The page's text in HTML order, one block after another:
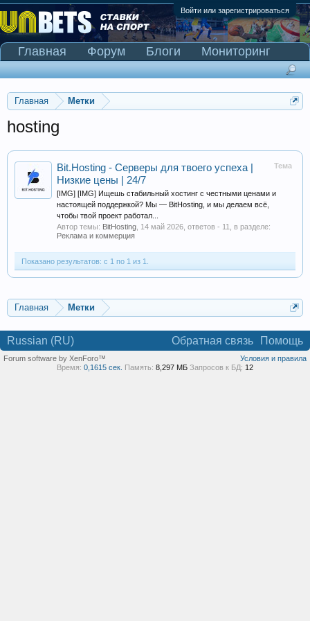
Войти или зарегистрироваться
Главная Метки
hosting
Тема
Bit.Hosting - Cерверы для твоего успеха |
Низкие цены | 24/7
[IMG] [IMG] Ищешь стабильный хостинг с честными ценами и
настоящей поддержкой? Мы — BitHosting, и мы делаем всё,
чтобы твой проект работал...
Автор темы: BitHosting 14 май 2026 , ответов - 11, в разделе:
Реклама и коммерция
Показано результатов: с 1 по 1 из 1.
Главная Метки
Главная Форум Блоги
Мониторинг
Сканер Pinnacle
Russian (RU) Обратная связь Помощь
Условия и правила
Forum software by XenForo™
Время: 0,1615 сек. Память: 8,297 МБ Запросов к БД: 12